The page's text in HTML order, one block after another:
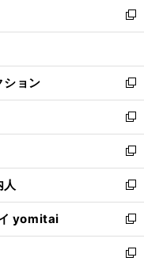
く
で
開
ド
ウ
開
く
ィ
ン
ウ
で
開
く
い
ウ
ン
ド
ウ
で
開
く
新
し
ウ
ィ
ン
ド
ウ
で
開
く
ション
新
し
い
ウ
ィ
ン
ド
ウ
で
開
く
新
し
い
ウ
ィ
ン
ド
ウ
で
新
し
い
ウ
ィ
ン
ド
人
新
し
い
ウ
ィ
yomitai
新
し
い
新